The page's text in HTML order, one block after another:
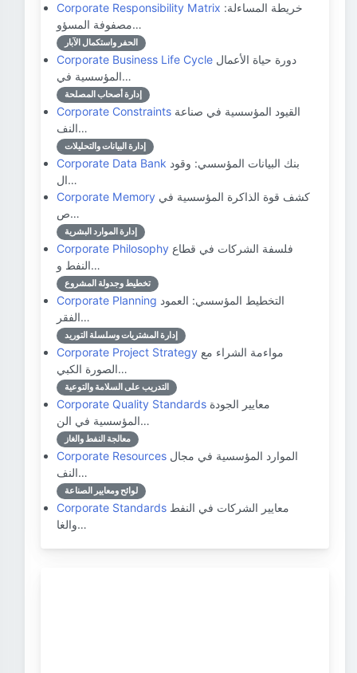
Corporate Responsibility Matrix
مصفوفة المسؤو…
الحفر واستكمال الآبار
Corporate Business Life Cycle
المؤسسية في…
إدارة أصحاب المصلحة
Corporate Constraints
النف…
إدارة البيانات والتحليلات
Corporate Data Bank
ال…
Corporate Memory
ص…
إدارة الموارد البشرية
Corporate Philosophy
النفط و…
تخطيط وجدولة المشروع
Corporate Planning
الفقر…
إدارة المشتريات وسلسلة التوريد
Corporate Project Strategy
الصورة الكبي…
التدريب على السلامة والتوعية
Corporate Quality Standards
المؤسسية في الن…
معالجة النفط والغاز
Corporate Resources
النف…
لوائح ومعايير الصناعة
Corporate Standards
والغا…